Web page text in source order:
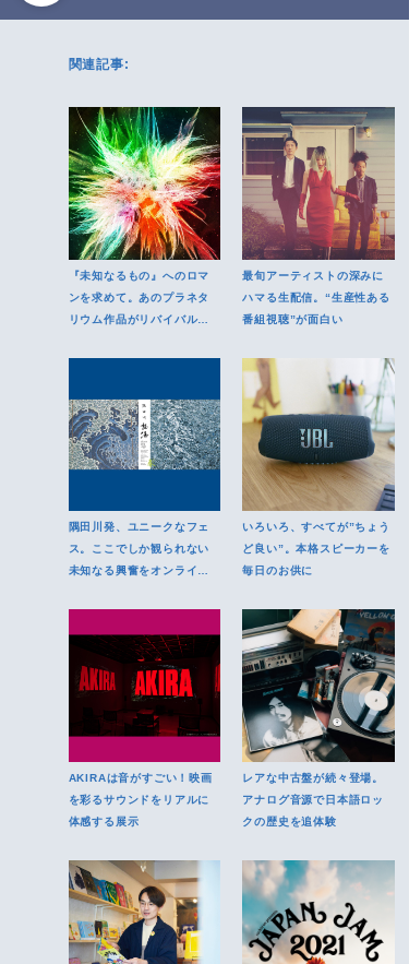
関連記事:
『未知なるもの』へのロマ
ンを求めて。あのプラネタ
リウム作品がリバイバル上
最旬アーティストの深みに
ハマる生配信。“生産性ある
番組視聴”が面白い
隅田川発、ユニークなフェ
ス。ここでしか観られない
未知なる興奮をオンライン
いろいろ、すべてが”ちょう
ど良い”。本格スピーカーを
毎日のお供に
AKIRAは音がすごい！映画
を彩るサウンドをリアルに
体感する展示
レアな中古盤が続々登場。
アナログ音源で日本語ロッ
クの歴史を追体験